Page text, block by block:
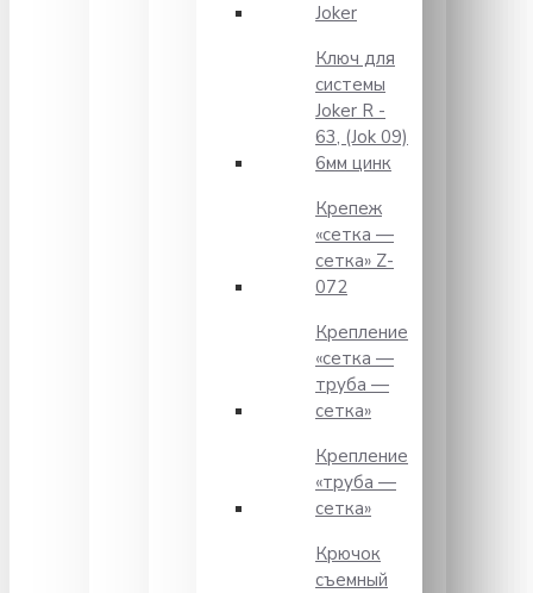
Joker
Ключ для
системы
Joker R -
63, (Jok 09)
6мм цинк
Крепеж
«сетка —
сетка» Z-
072
Крепление
«сетка —
труба —
сетка»
Крепление
«труба —
сетка»
Крючок
съемный